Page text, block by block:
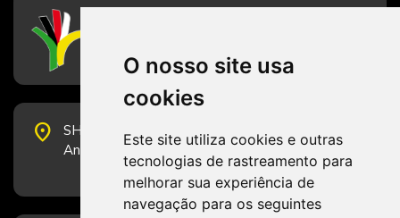
O nosso site usa
cookies
Este site utiliza cookies e outras
tecnologias de rastreamento para
melhorar sua experiência de
navegação para os seguintes
place
SHS Quadra 6, Bloco E, Complexo Brasil 21, 20º
Andar, Sala 2001 - CEP 70322-915 - Brasília/DF